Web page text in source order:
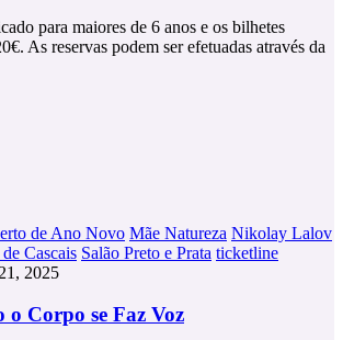
para maiores de 6 anos e os bilhetes
As reservas podem ser efetuadas através da
de Ano Novo Mãe Natureza Nikolay Lalov
Cascais Salão Preto e Prata ticketline
2025
Corpo se Faz Voz